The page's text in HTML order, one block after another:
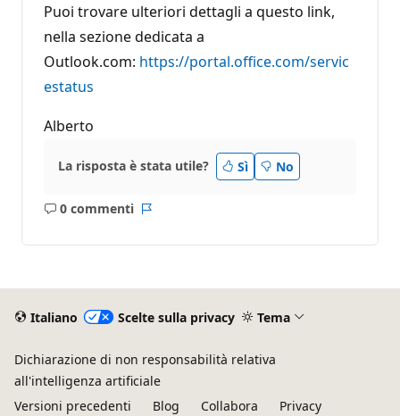
Puoi trovare ulteriori dettagli a questo link,
nella sezione dedicata a
Outlook.com: https://portal.office.com/servic
estatus
Alberto
La risposta è stata utile? Sì No
0 commenti
Nessun
Italiano Scelte sulla privacy Tema
Dichiarazione di non responsabilità relativa
all'intelligenza artificiale
Versioni precedenti
Blog Collabora Privacy